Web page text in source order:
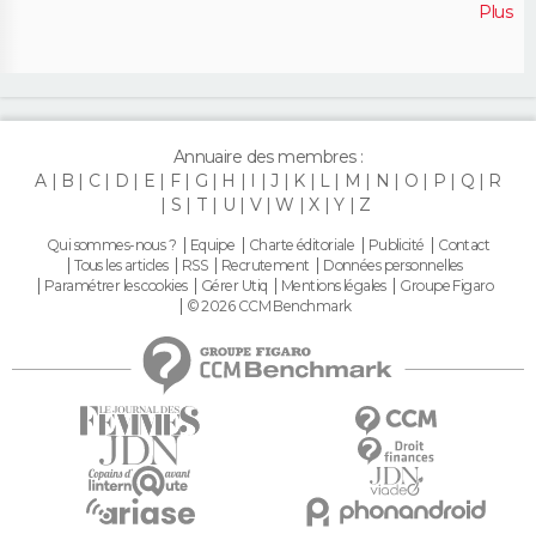
Plus
Annuaire des membres :
A
B C D E F G H I J K L M N O P Q
R
S
T U V W X Y Z
Qui sommes-nous ? Equipe Charte éditoriale Publicité
Contact
Tous les articles
RSS Recrutement
Données personnelles
Paramétrer les cookies
Gérer Utiq Mentions légales
Groupe Figaro
© 2026 CCM Benchmark